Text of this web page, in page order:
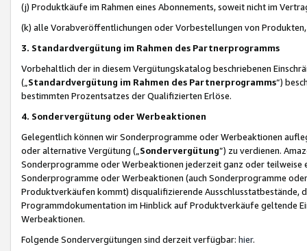
(j) Produktkäufe im Rahmen eines Abonnements, soweit nicht im
(k) alle Vorabveröffentlichungen oder Vorbestellungen von
3. Standardvergütung im Rahmen des Partnerprogramms
Vorbehaltlich der in diesem Vergütungskatalog beschriebenen
(„ Standardvergütung im Rahmen des Partnerprogramms“)
bestimmten Prozentsatzes der Qualifizierten Erlöse.
4. Sondervergütung oder Werbeaktionen
Gelegentlich können wir Sonderprogramme oder Werbeaktionen
oder alternative Vergütung („ Sondervergütung”) zu verdienen.
Sonderprogramme oder Werbeaktionen jederzeit ganz oder
Sonderprogramme oder Werbeaktionen (auch Sonderprogramme
Produktverkäufen kommt) disqualifizierende Ausschlusstatbestände,
Programmdokumentation im Hinblick auf Produktverkäufe geltende
Werbeaktionen.
Folgende Sondervergütungen sind derzeit verfügbar: hier.